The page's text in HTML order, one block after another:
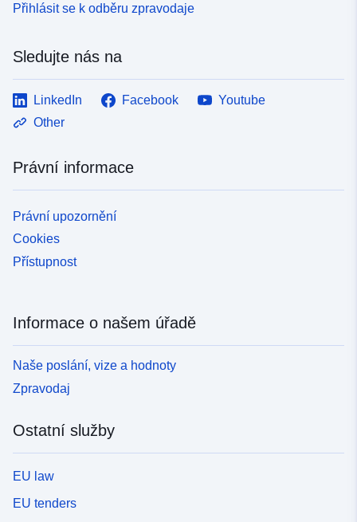
Přihlásit se k odběru zpravodaje
Sledujte nás na
LinkedIn Facebook
Youtube
Other
Právní informace
Právní upozornění
Cookies
Přístupnost
Informace o našem úřadě
Naše poslání, vize a hodnoty
Zpravodaj
Ostatní služby
EU law
EU tenders